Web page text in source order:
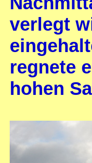
verlegt
regnete
hohen